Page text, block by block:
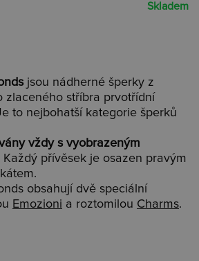
Skladem
jsou nádherné šperky z
zlaceného stříbra prvotřídní
to nejbohatší kategorie šperků
vždy s vyobrazeným
Každý přívěsek je osazen pravým
obsahují dvě speciální
Emozioni a roztomilou Charms.